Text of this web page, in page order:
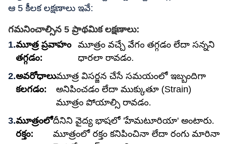
ఆ 5 కీలక లక్షణాలు ఇవే:
గమనించాల్సిన 5 ప్రాథమిక లక్షణాలు:
మూత్ర ప్రవాహం
తగ్గడం:
మూత్రం వచ్చే వేగం తగ్గడం లేదా సన్నని
ధారలా రావడం.
అవరోధాలు
కలగడం:
మూత్ర విసర్జన చేసే సమయంలో ఇబ్బందిగా
అనిపించడం లేదా ముక్కుతూ (Strain)
మూత్రం పోయాల్సి రావడం.
మూత్రంలో
రక్తం:
దీనిని వైద్య భాషలో 'హేమటూరియా' అంటారు.
మూత్రంలో రక్తం కనిపించినా లేదా రంగు మారినా